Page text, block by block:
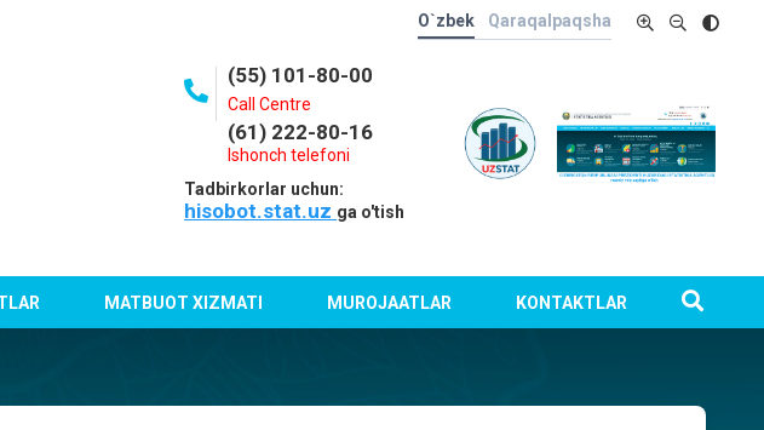
O`zbek Qaraqalpaqsha
(55) 101-80-00
Call Centre
(61) 222-80-16
Ishonch telefoni
Tadbirkorlar uchun:
hisobot.stat.uz ga o'tish
MATBUOT XIZMATI MUROJAATLAR KONTAKTLAR